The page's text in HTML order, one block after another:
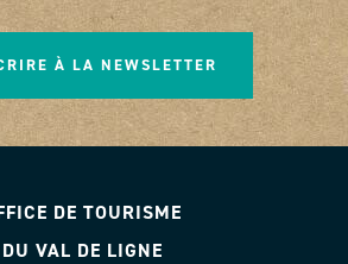
À LA NEWSLETTER
DE TOURISME
DU VAL DE LIGNE